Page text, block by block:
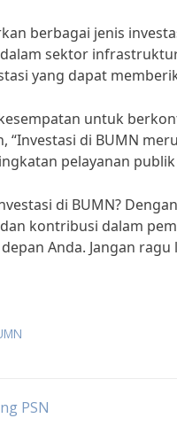
berbagai jenis
sektor
yang dapat
untuk
“Investasi di BUMN
pelayanan publik
di BUMN?
kontribusi dalam
Anda. Jangan
PSN